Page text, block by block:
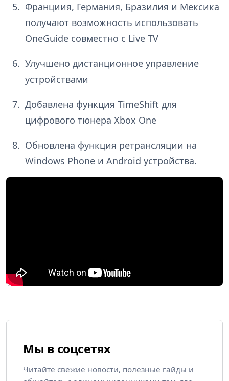
Франциия, Германия, Бразилия и Мексика
получают возможность использовать
OneGuide совместно с Live TV
Улучшено дистанционное управление
устройствами
Добавлена функция TimeShift для
цифрового тюнера Xbox One
Обновлена функция ретрансляции на
Windows Phone и Android устройства.
Мы в соцсетях
Читайте свежие новости, полезные гайды и